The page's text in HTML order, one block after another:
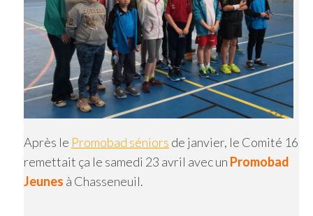
Après le Promobad séniors de janvier, le Comité 16
remettait ça le samedi 23 avril avec un Promobad
Jeunes à Chasseneuil.